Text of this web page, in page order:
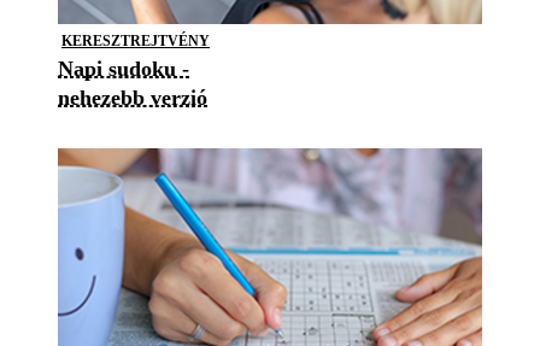
KERESZTREJTVÉNY
Napi sudoku -
nehezebb verzió